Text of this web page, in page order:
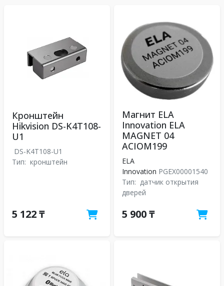
Кронштейн
Hikvision DS-K4T108-
U1
DS-K4T108-U1
Тип: кронштейн
5 122 ₸
Магнит ELA
Innovation ELA
MAGNET 04
ACIOM199
ELA
Innovation PGEX00001540
Тип: датчик открытия
дверей
5 900 ₸